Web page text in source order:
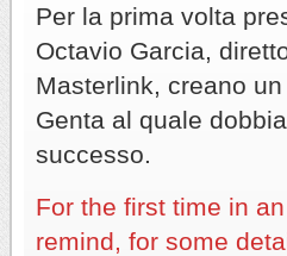
Per la prima volta
Octavio Garcia,
Masterlink, creano
Genta al quale
successo.
For the first time in
remind, for some